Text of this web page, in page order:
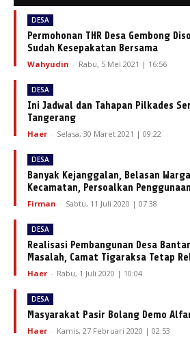
DESA
Permohonan THR Desa Gembong
Sudah Kesepakatan Bersama
Wahyudin - Rabu, 5 Mei 2021 | 16:56
DESA
Ini Jadwal dan Tahapan Pilkades
Tangerang
Haer - Selasa, 30 Maret 2021 | 09:22
DESA
Banyak Kejanggalan, Belasan
Kecamatan, Persoalkan
Firman - Sabtu, 11 Juli 2020 | 07:38
DESA
Realisasi Pembangunan Desa
Masalah, Camat Tigaraksa Tetap
Haer - Rabu, 1 Juli 2020 | 10:04
DESA
Masyarakat Pasir Bolang Demo
Haer - Kamis, 27 Februari 2020 | 02:53